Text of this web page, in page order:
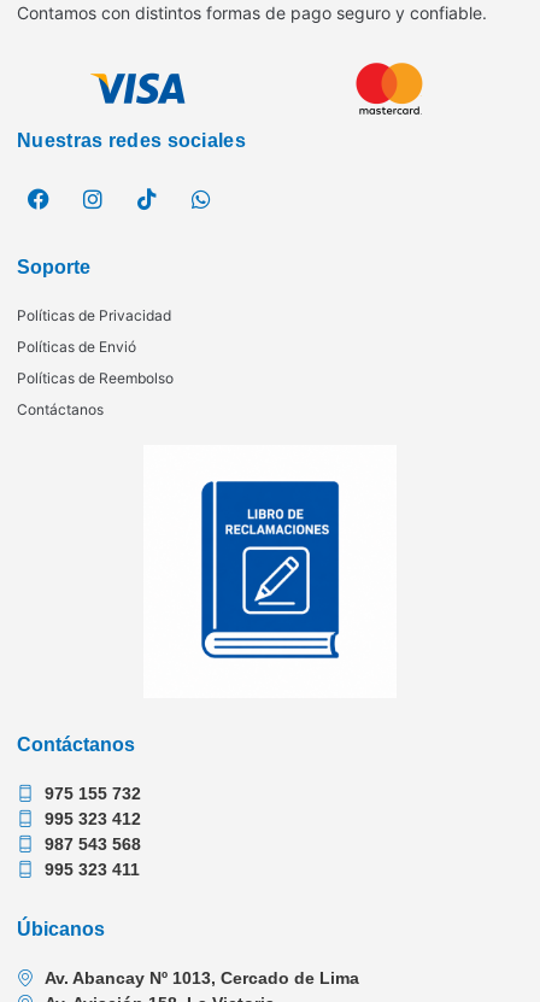
Contamos con distintos formas de pago seguro y confiable.
Nuestras redes sociales
Soporte
Políticas de Privacidad
Políticas de Envió
Políticas de Reembolso
Contáctanos
Contáctanos
975 155 732
995 323 412
987 543 568
995 323 411
Úbicanos
Av. Abancay Nº 1013, Cercado de Lima